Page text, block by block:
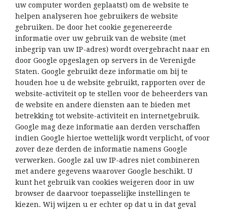
uw computer worden geplaatst) om de website te
helpen analyseren hoe gebruikers de website
gebruiken. De door het cookie gegenereerde
informatie over uw gebruik van de website (met
inbegrip van uw IP-adres) wordt overgebracht naar en
door Google opgeslagen op servers in de Verenigde
Staten. Google gebruikt deze informatie om bij te
houden hoe u de website gebruikt, rapporten over de
website-activiteit op te stellen voor de beheerders van
de website en andere diensten aan te bieden met
betrekking tot website-activiteit en internetgebruik.
Google mag deze informatie aan derden verschaffen
indien Google hiertoe wettelijk wordt verplicht, of voor
zover deze derden de informatie namens Google
verwerken. Google zal uw IP-adres niet combineren
met andere gegevens waarover Google beschikt. U
kunt het gebruik van cookies weigeren door in uw
browser de daarvoor toepasselijke instellingen te
kiezen. Wij wijzen u er echter op dat u in dat geval